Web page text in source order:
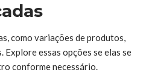
como variações de produtos,
essas opções se elas se
conforme necessário.